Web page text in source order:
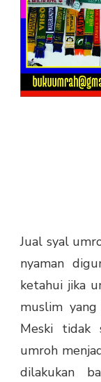
Jual syal
nyaman
ketahui jika
muslim
Meski tidak
umroh
dilakukan